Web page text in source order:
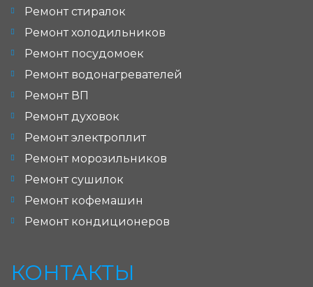
Ремонт стиралок
Ремонт холодильников
Ремонт посудомоек
Ремонт водонагревателей
Ремонт ВП
Ремонт духовок
Ремонт электроплит
Ремонт морозильников
Ремонт сушилок
Ремонт кофемашин
Ремонт кондиционеров
КОНТАКТЫ